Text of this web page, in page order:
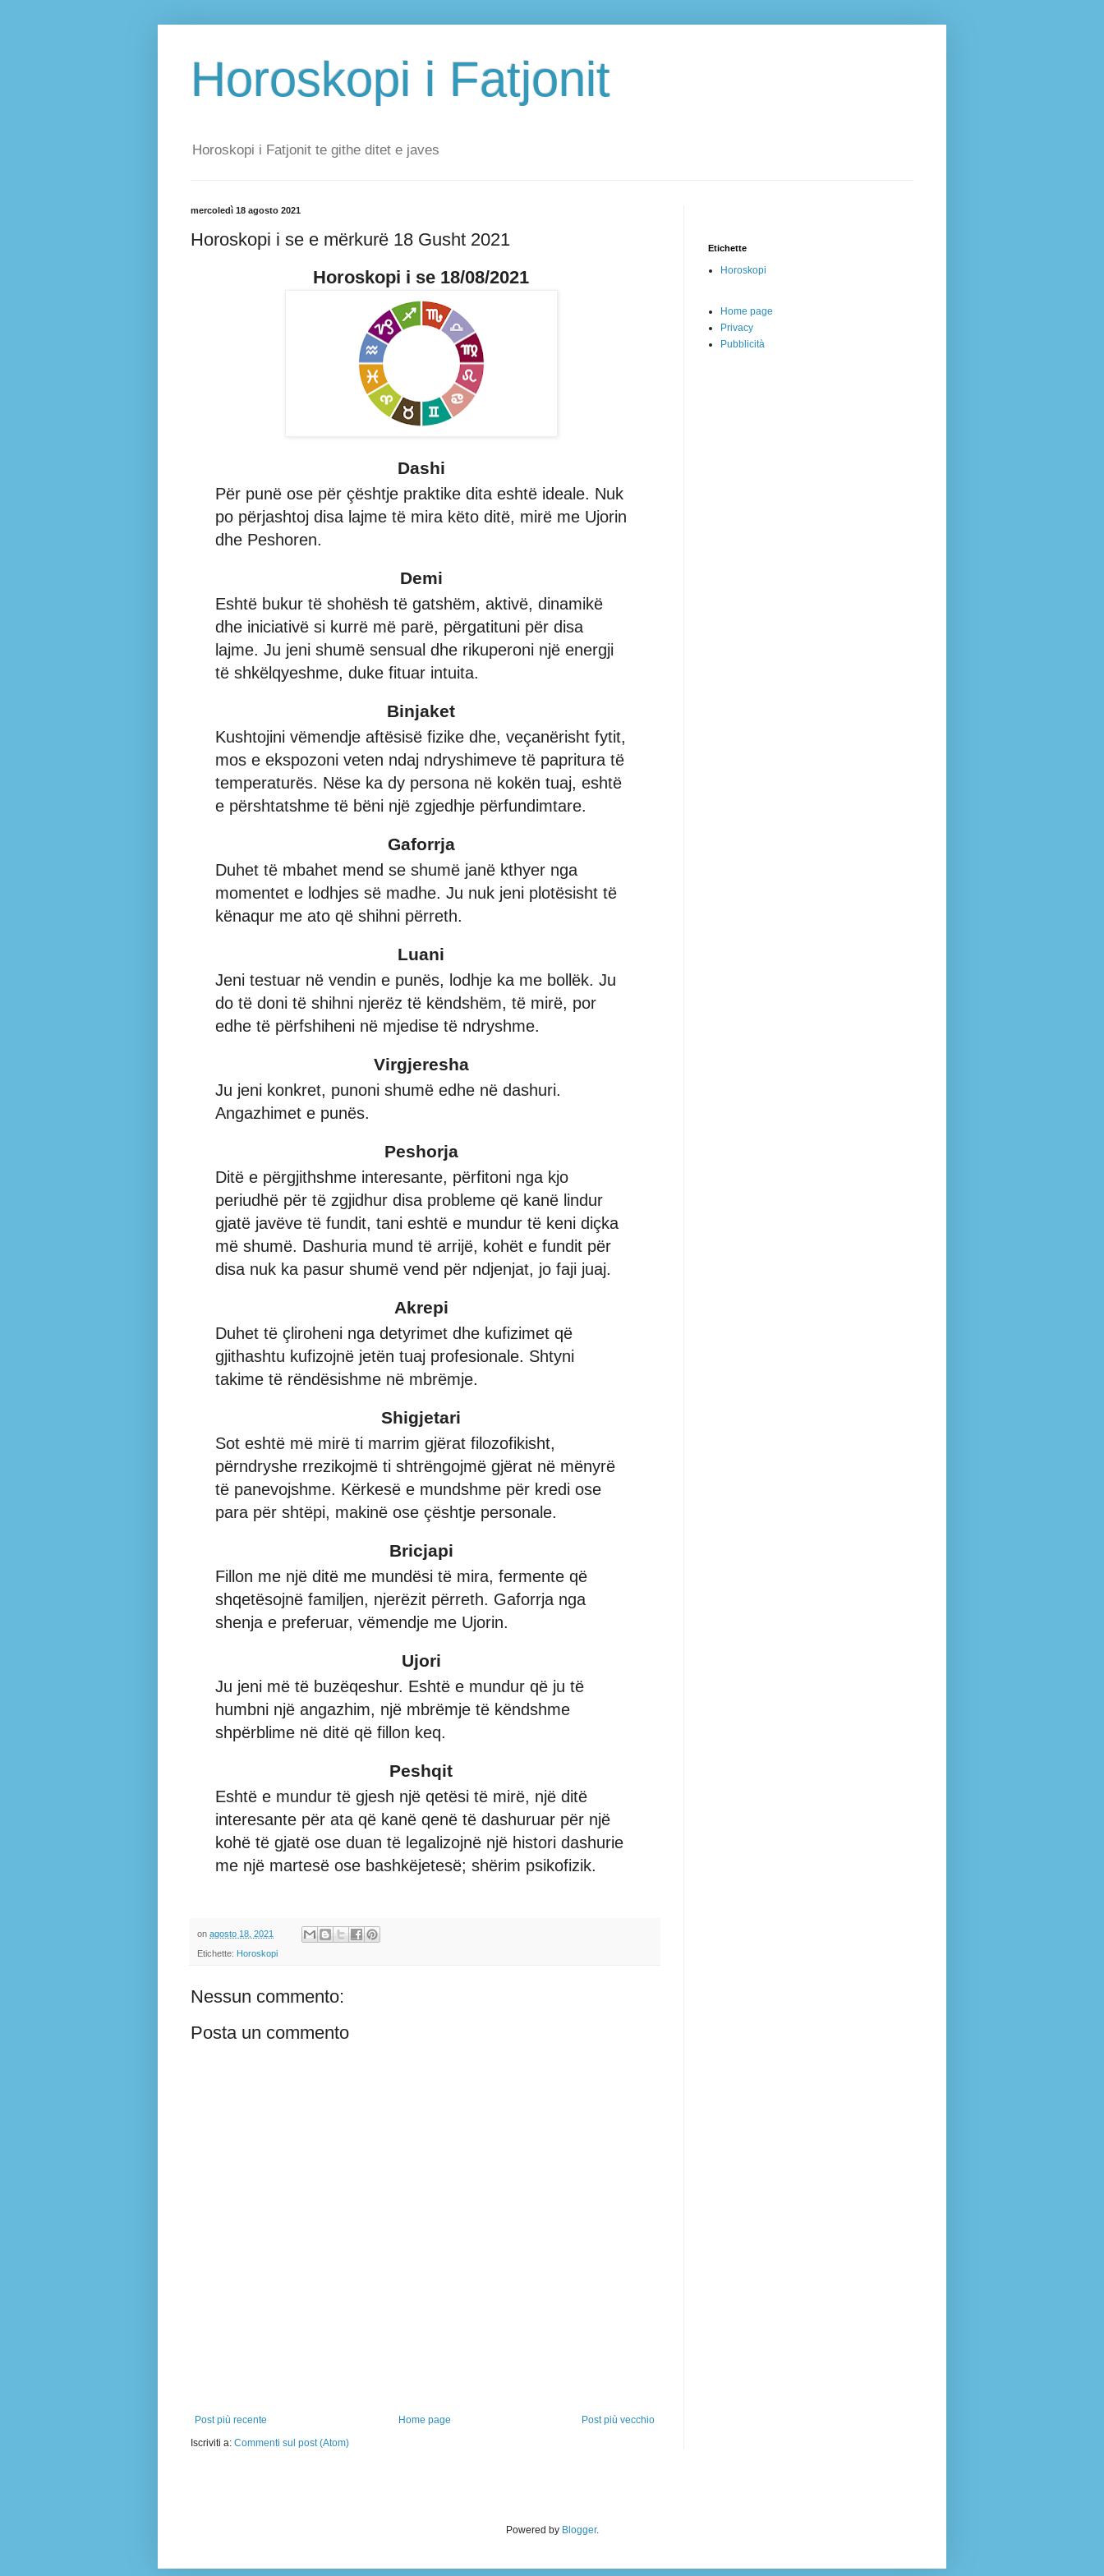
Horoskopi i Fatjonit
Horoskopi i Fatjonit te githe ditet e javes
mercoledì 18 agosto 2021
Horoskopi i se e mërkurë 18 Gusht 2021
Horoskopi i se 18/08/2021
Dashi
Për punë ose për çështje praktike dita eshtë ideale. Nuk
po përjashtoj disa lajme të mira këto ditë, mirë me Ujorin
dhe Peshoren.
Demi
Eshtë bukur të shohësh të gatshëm, aktivë, dinamikë
dhe iniciativë si kurrë më parë, përgatituni për disa
lajme. Ju jeni shumë sensual dhe rikuperoni një energji
të shkëlqyeshme, duke fituar intuita.
Binjaket
Kushtojini vëmendje aftësisë fizike dhe, veçanërisht fytit,
mos e ekspozoni veten ndaj ndryshimeve të papritura të
temperaturës. Nëse ka dy persona në kokën tuaj, eshtë
e përshtatshme të bëni një zgjedhje përfundimtare.
Gaforrja
Duhet të mbahet mend se shumë janë kthyer nga
momentet e lodhjes së madhe. Ju nuk jeni plotësisht të
kënaqur me ato që shihni përreth.
Luani
Jeni testuar në vendin e punës, lodhje ka me bollëk. Ju
do të doni të shihni njerëz të këndshëm, të mirë, por
edhe të përfshiheni në mjedise të ndryshme.
Virgjeresha
Ju jeni konkret, punoni shumë edhe në dashuri.
Angazhimet e punës.
Peshorja
Ditë e përgjithshme interesante, përfitoni nga kjo
periudhë për të zgjidhur disa probleme që kanë lindur
gjatë javëve të fundit, tani eshtë e mundur të keni diçka
më shumë. Dashuria mund të arrijë, kohët e fundit për
disa nuk ka pasur shumë vend për ndjenjat, jo faji juaj.
Akrepi
Duhet të çliroheni nga detyrimet dhe kufizimet që
gjithashtu kufizojnë jetën tuaj profesionale. Shtyni
takime të rëndësishme në mbrëmje.
Shigjetari
Sot eshtë më mirë ti marrim gjërat filozofikisht,
përndryshe rrezikojmë ti shtrëngojmë gjërat në mënyrë
të panevojshme. Kërkesë e mundshme për kredi ose
para për shtëpi, makinë ose çështje personale.
Bricjapi
Fillon me një ditë me mundësi të mira, fermente që
shqetësojnë familjen, njerëzit përreth. Gaforrja nga
shenja e preferuar, vëmendje me Ujorin.
Ujori
Ju jeni më të buzëqeshur. Eshtë e mundur që ju të
humbni një angazhim, një mbrëmje të këndshme
shpërblime në ditë që fillon keq.
Peshqit
Eshtë e mundur të gjesh një qetësi të mirë, një ditë
interesante për ata që kanë qenë të dashuruar për një
kohë të gjatë ose duan të legalizojnë një histori dashurie
me një martesë ose bashkëjetesë; shërim psikofizik.
on agosto 18, 2021
Etichette: Horoskopi
Nessun commento:
Posta un commento
Post più recente Post più vecchio
Home page
Iscriviti a: Commenti sul post (Atom)
Etichette
Horoskopi
Home page
Privacy
Pubblicità
Powered by Blogger.